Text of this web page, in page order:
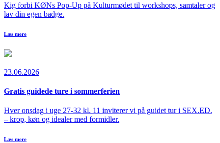
Kig forbi KØNs Pop-Up på Kulturmødet til workshops, samtaler og
lav din egen badge.
Læs mere
23.06.2026
Gratis guidede ture i sommerferien
Hver onsdag i uge 27-32 kl. 11 inviterer vi på guidet tur i SEX.ED.
– krop, køn og idealer med formidler.
Læs mere